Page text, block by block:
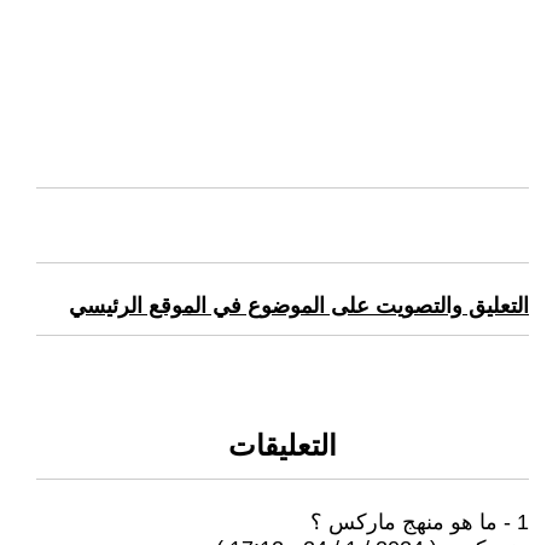
التعليق والتصويت على الموضوع في الموقع الرئيسي
التعليقات
1 - ما هو منهج ماركس ؟